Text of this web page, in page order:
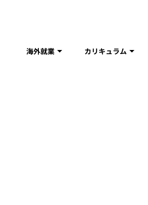
海外就業 カリキュラム